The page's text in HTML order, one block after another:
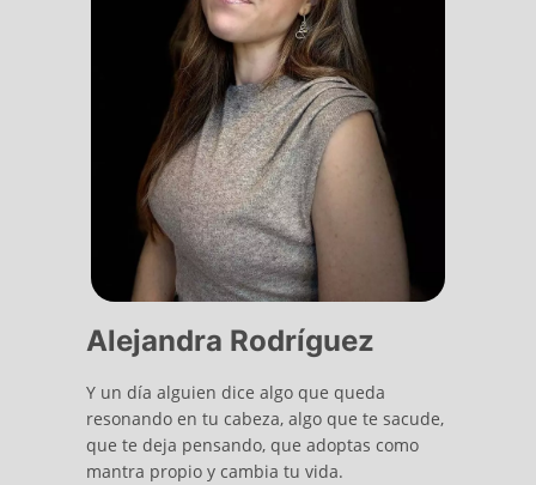
Alejandra Rodríguez
Y un día alguien dice algo que queda
resonando en tu cabeza, algo que te sacude,
que te deja pensando, que adoptas como
mantra propio y cambia tu vida.